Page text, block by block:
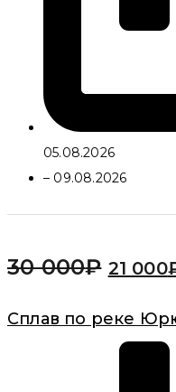
05.08.2026
– 09.08.2026
30 000₽ 21 000
Сплав по реке